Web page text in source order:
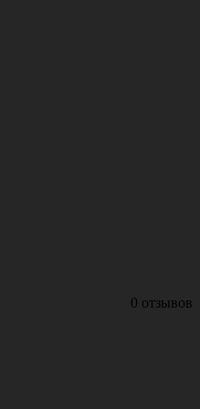
0 отзывов